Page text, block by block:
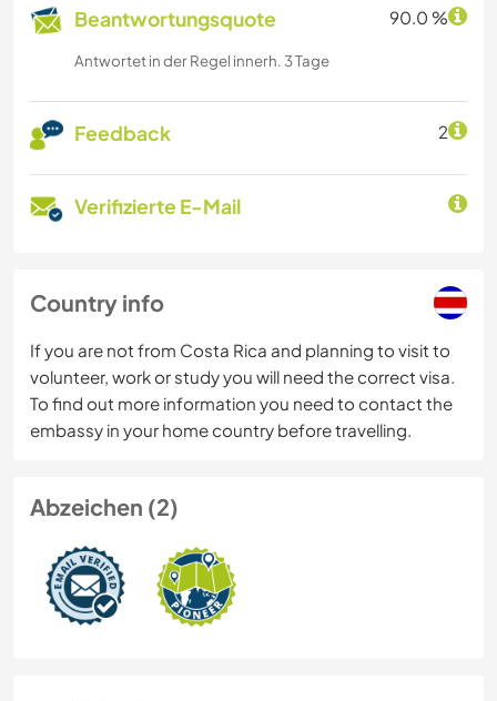
Beantwortungsquote 90.0 %
Antwortet in der Regel innerh. 3 Tage
Feedback 2
Verifizierte E-Mail
Country info
If you are not from Costa Rica and planning to visit to
volunteer, work or study you will need the correct visa.
To find out more information you need to contact the
embassy in your home country before travelling.
Abzeichen (2)